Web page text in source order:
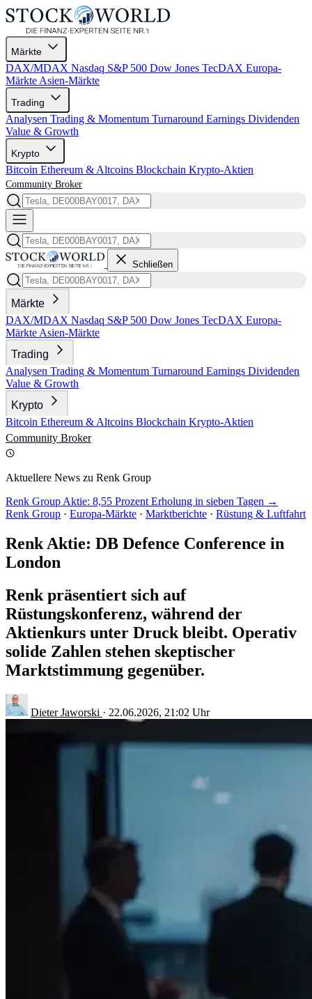
Märkte
DAX/MDAX Nasdaq S&P 500 Dow Jones TecDAX Europa-
Märkte Asien-Märkte
Trading
Analysen Trading & Momentum Turnaround Earnings Dividenden
Value & Growth
Krypto
Bitcoin Ethereum & Altcoins Blockchain Krypto-Aktien
Community Broker
Schließen
Märkte
DAX/MDAX Nasdaq S&P 500 Dow Jones TecDAX Europa-
Märkte Asien-Märkte
Trading
Analysen Trading & Momentum Turnaround Earnings Dividenden
Value & Growth
Krypto
Bitcoin Ethereum & Altcoins Blockchain Krypto-Aktien
Community Broker
Aktuellere News zu Renk Group
Renk Group Aktie: 8,55 Prozent Erholung in sieben Tagen →
Renk Group · Europa-Märkte · Marktberichte · Rüstung & Luftfahrt
Renk Aktie: DB Defence Conference in
London
Renk präsentiert sich auf
Rüstungskonferenz, während der
Aktienkurs unter Druck bleibt. Operativ
solide Zahlen stehen skeptischer
Marktstimmung gegenüber.
Dieter Jaworski · 22.06.2026, 21:02 Uhr